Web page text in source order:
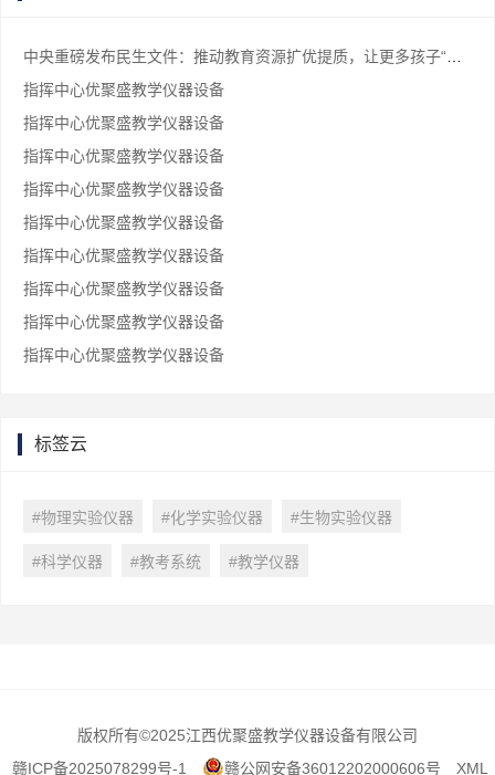
指挥中心优聚盛教学仪器设备
指挥中心优聚盛教学仪器设备
指挥中心优聚盛教学仪器设备
指挥中心优聚盛教学仪器设备
指挥中心优聚盛教学仪器设备
指挥中心优聚盛教学仪器设备
指挥中心优聚盛教学仪器设备
指挥中心优聚盛教学仪器设备
指挥中心优聚盛教学仪器设备
标签云
#物理实验仪器 #化学实验仪器 #生物实验仪器
#科学仪器 #教考系统 #教学仪器
版权所有©2025江西优聚盛教学仪器设备有限公司
赣ICP备2025078299号-1
赣公网安备36012202000606号 XML